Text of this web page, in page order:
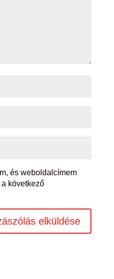
és weboldalcímem
következő